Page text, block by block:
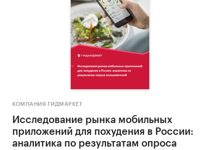
КОМПАНИЯ ГИДМАРКЕТ
Исследование рынка мобильных
приложений для похудения в России:
аналитика по результатам опроса